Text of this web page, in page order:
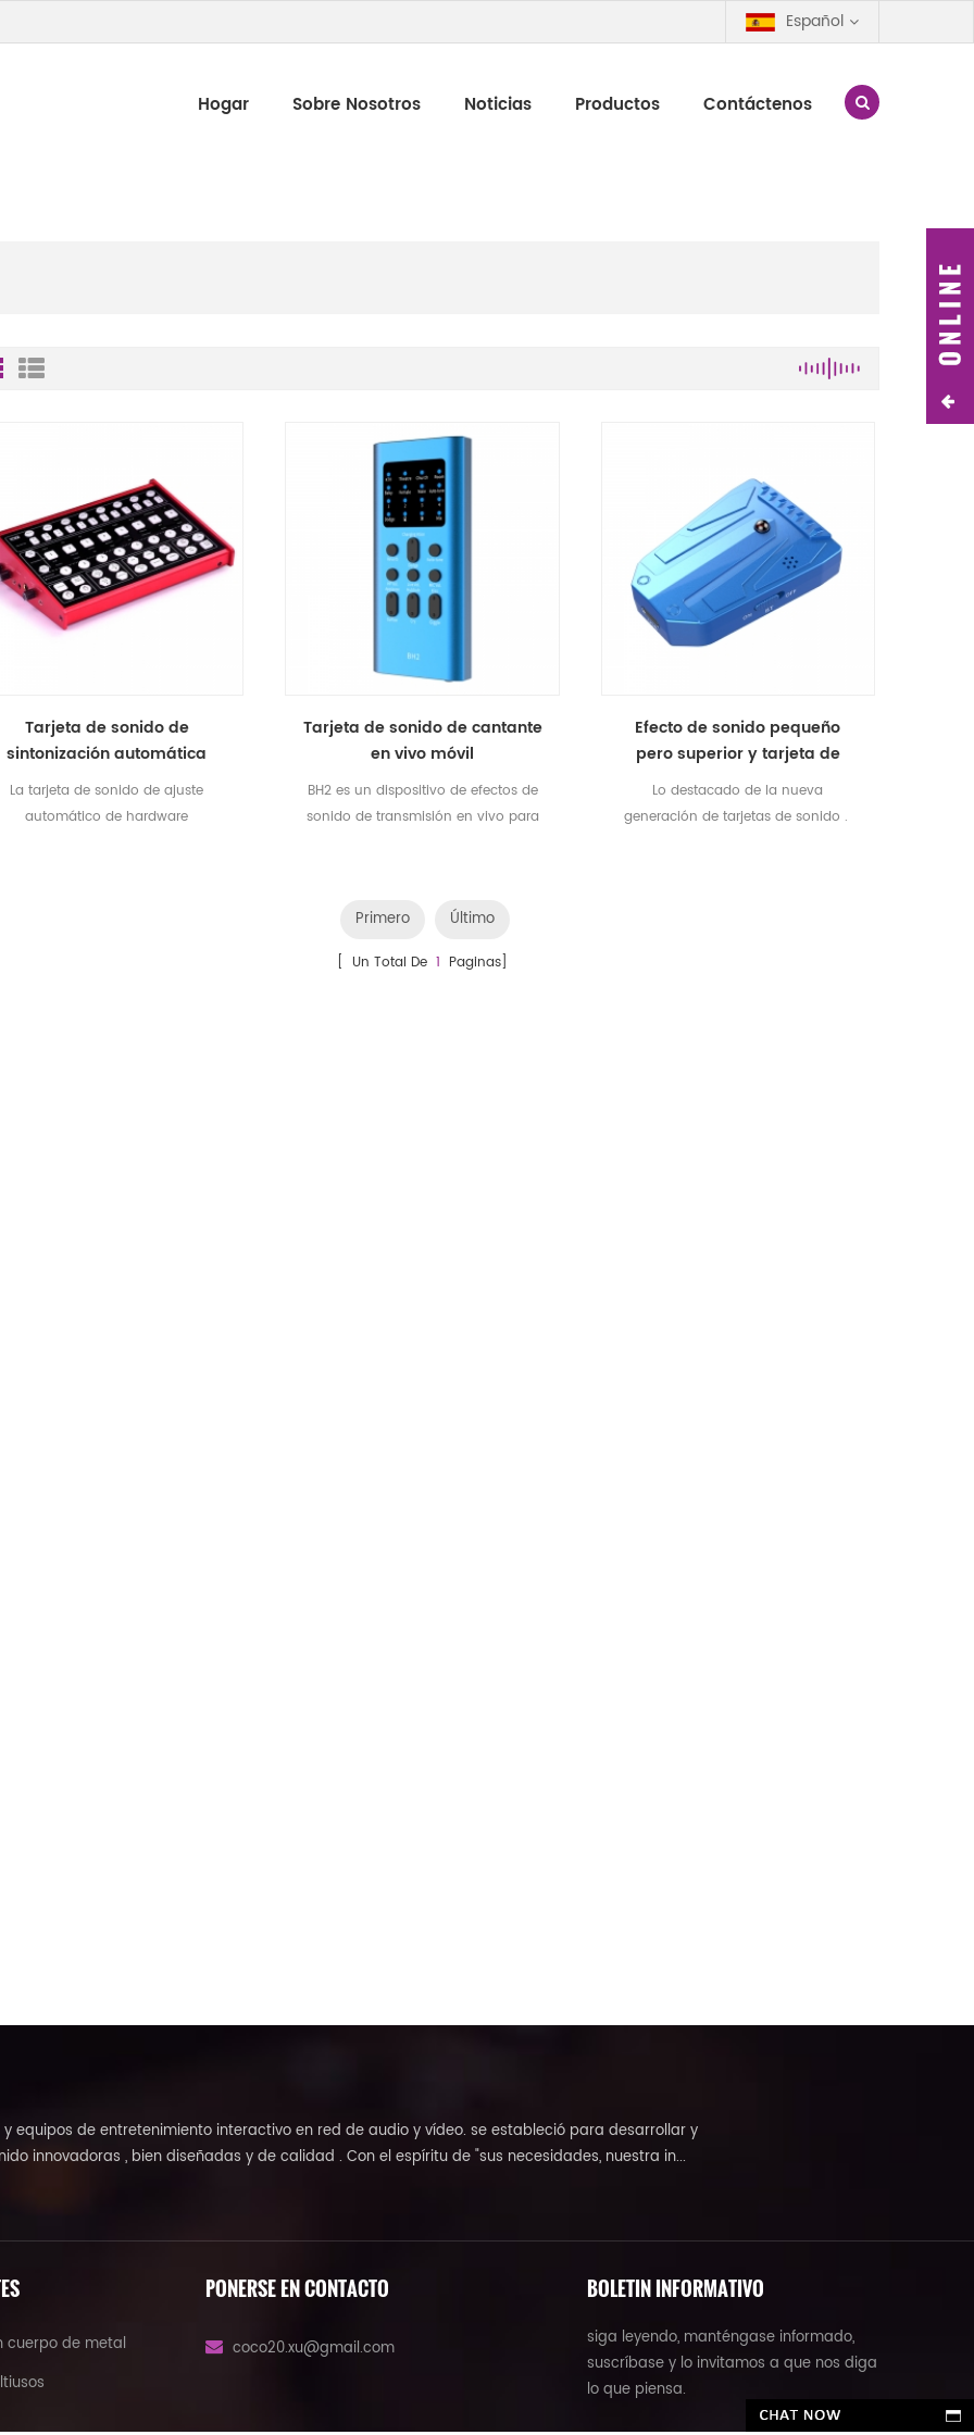
Español
Hogar Sobre Nosotros Noticias Productos Contáctenos
Tarjeta de sonido de
sintonización automática
para PC/Tablet/Teléfonos
La tarjeta de sonido de ajuste
automático de hardware
Tarjeta de sonido de cantante
en vivo móvil
BH2 es un dispositivo de efectos de
sonido de transmisión en vivo para
objetivo de proporcionar una
conveniente y eficiente para los
Efecto de sonido pequeño
pero superior y tarjeta de
sonido móvil multifuncional
Lo destacado de la nueva
generación de tarjetas de sonido .
Primero Último
[ Un Total De1 Paginas]
y equipos de entretenimiento interactivo en red de audio y vídeo. se estableció para desarrollar y
innovadoras , bien diseñadas y de calidad . Con el espíritu de "sus necesidades, nuestra in...
cuerpo de metal
PONERSE EN CONTACTO
coco20.xu@gmail.com
BOLETIN INFORMATIVO
siga leyendo, manténgase informado,
suscríbase y lo invitamos a que nos diga
lo que piensa.